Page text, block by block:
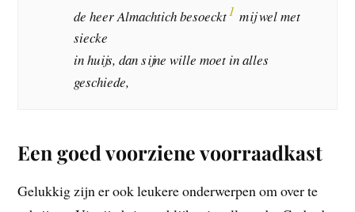
de heer Almachtich besoeckt1 mij wel met
siecke
in huijs, dan sijne wille moet in alles
geschiede,
Een goed voorziene voorraadkast
Gelukkig zijn er ook leukere onderwerpen om over te